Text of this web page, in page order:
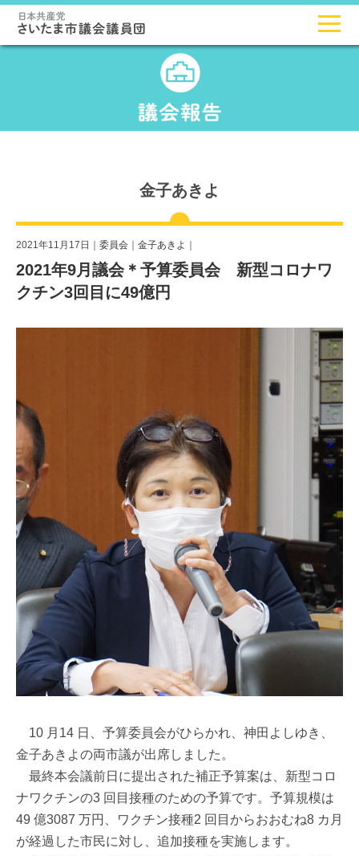
金子あきよ
2021年11月17日｜ 委員会 金子あきよ
2021年9月議会＊予算委員会 新型コロナワ
クチン3回目に49億円
10 月14 日、予算委員会がひらかれ、神田よしゆき、
金子あきよの両市議が出席しました。
最終本会議前日に提出された補正予算案は、新型コロ
ナワクチンの3 回目接種のための予算です。予算規模は
49 億3087 万円、ワクチン接種2 回目からおおむね8 カ月
が経過した市民に対し、追加接種を実施します。